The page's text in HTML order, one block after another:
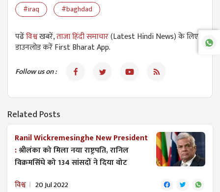
#iraq #baghdad
पढेंविश्वखबरें,ताजा हिंदी समाचार(Latest Hindi News) के लिए
डाउनलोड करें First Bharat App.
Follow us on :
Related Posts
Ranil Wickremesinghe New President
:श्रीलंका को मिला नया राष्ट्रपति, रानिल
विक्रमसिंघे को 134 सांसदों ने दिया वोट
विश्व 20 Jul 2022